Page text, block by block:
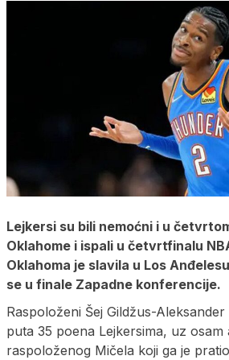
Lejkersi su bili nemoćni i u
Oklahome i ispali u četvrtfinalu
Oklahoma je slavila u Los Anđelesu
se u finale Zapadne konferencije.
Raspoloženi Šej Gildžus-
puta 35 poena Lejkersima, uz osam
raspoloženog Mičela koji ga je